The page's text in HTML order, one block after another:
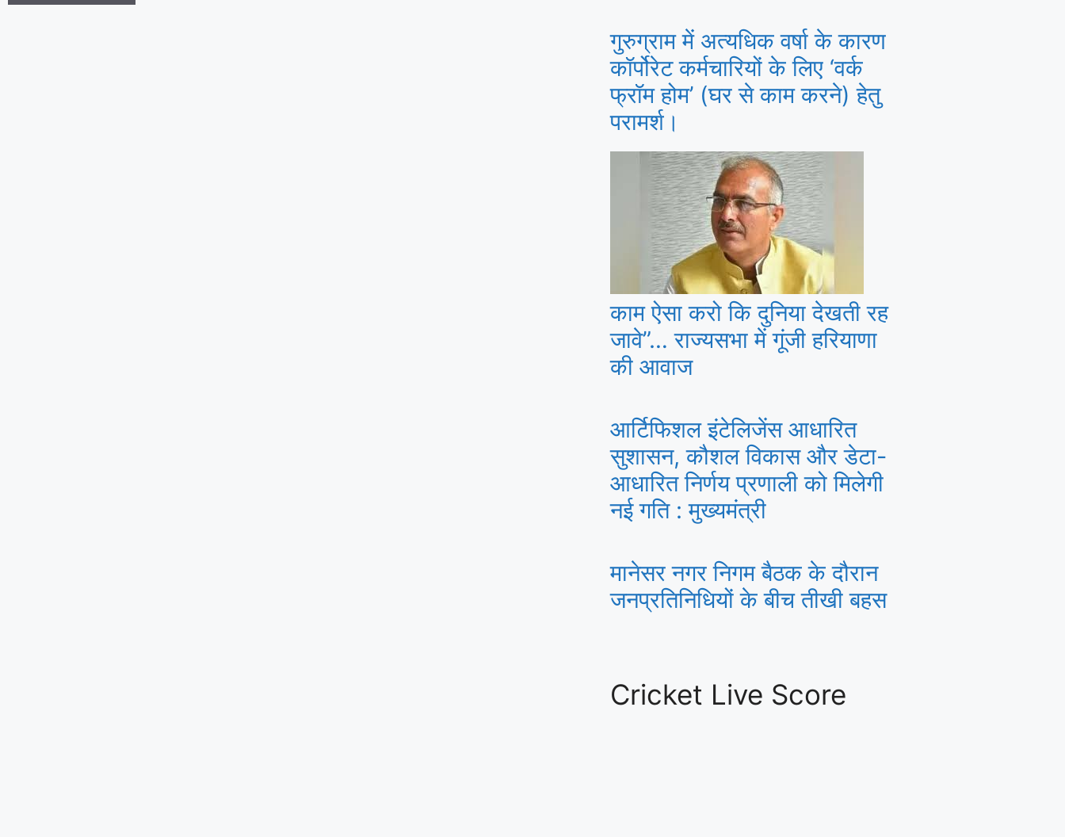
गुरुग्राम में अत्यधिक वर्षा के कारण
कॉर्पोरेट कर्मचारियों के लिए ‘वर्क
फ्रॉम होम’ (घर से काम करने) हेतु
परामर्श।
काम ऐसा करो कि दुनिया देखती रह
जावे”… राज्यसभा में गूंजी हरियाणा
की आवाज
आर्टिफिशल इंटेलिजेंस आधारित
सुशासन, कौशल विकास और डेटा-
आधारित निर्णय प्रणाली को मिलेगी
नई गति : मुख्यमंत्री
मानेसर नगर निगम बैठक के दौरान
जनप्रतिनिधियों के बीच तीखी बहस
Cricket Live Score